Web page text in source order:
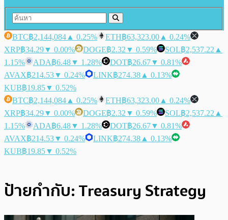
BTC฿2,144,084 ▲ 0.25% ETH฿63,323.00 ▲ 0.24%
XRP฿34.29▼ 0.00% DOGE฿2.32 ▼ 0.59% SOL฿2,537.22 ▲
1.15%
ADA฿6.48▼ 1.28% DOT฿26.67▼ 0.81%
AVAX฿214.53▼ 0.24% LINK฿274.38 ▲ 0.13%
KUB฿19.85▼ 0.52%
BTC฿2,144,084 ▲ 0.25% ETH฿63,323.00 ▲ 0.24%
XRP฿34.29▼ 0.00% DOGE฿2.32 ▼ 0.59% SOL฿2,537.22 ▲
1.15%
ADA฿6.48▼ 1.28% DOT฿26.67▼ 0.81%
AVAX฿214.53▼ 0.24% LINK฿274.38 ▲ 0.13%
KUB฿19.85▼ 0.52%
ป้ายกำกับ:Treasury Strategy